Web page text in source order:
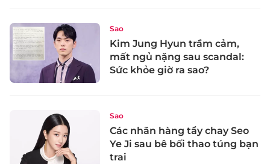
Sao
Kim Jung Hyun trầm cảm,
mất ngủ nặng sau scandal:
Sức khỏe giờ ra sao?
Sao
Các nhãn hàng tẩy chay Seo
Ye Ji sau bê bối thao túng bạn
trai